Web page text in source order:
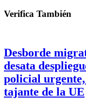
Verifica También
Desborde
desata
policial
tajante de la UE